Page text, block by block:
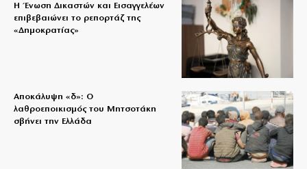
Η Ένωση Δικαστών και Εισαγγελέων
επιβεβαιώνει το ρεπορτάζ της
«Δημοκρατίας»
Αποκάλυψη «δ»: Ο
λαθροεποικισμός του Μητσοτάκη
σβήνει την Ελλάδα